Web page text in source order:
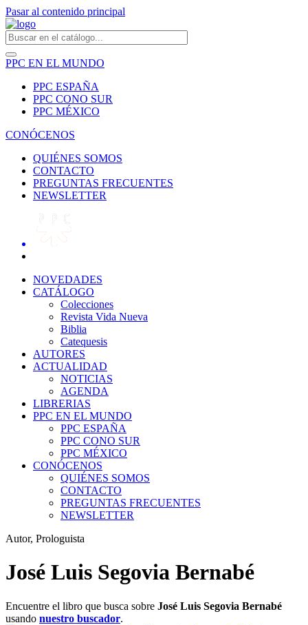
Pasar al contenido principal
PPC EN EL MUNDO
PPC ESPAÑA
PPC CONO SUR
PPC MÉXICO
CONÓCENOS
QUIÉNES SOMOS
CONTACTO
PREGUNTAS FRECUENTES
NEWSLETTER
NOVEDADES
CATÁLOGO
Colecciones
Revista Vida Nueva
Biblia
Catequesis
AUTORES
ACTUALIDAD
NOTICIAS
AGENDA
LIBRERIAS
PPC EN EL MUNDO
PPC ESPAÑA
PPC CONO SUR
PPC MÉXICO
CONÓCENOS
QUIÉNES SOMOS
CONTACTO
PREGUNTAS FRECUENTES
NEWSLETTER
Autor, Prologuista
José Luis Segovia Bernabé
Encuentre el libro que busca sobre José Luis Segovia Bernabé
usando nuestro buscador.